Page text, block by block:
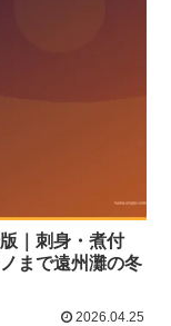
｜刺身・煮付
まで遠州灘の冬
2026.04.25